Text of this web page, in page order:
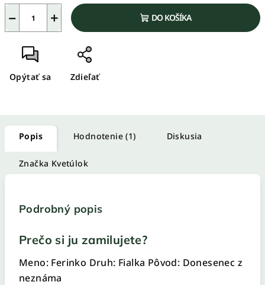
+
− DO KOŠÍKA
Opýtať sa Zdieľať
Popis Hodnotenie (1) Diskusia
Značka Kvetúlok
Podrobný popis
Prečo si ju zamilujete?
Meno: Ferinko Druh: Fialka Pôvod: Donesenec z
neznáma